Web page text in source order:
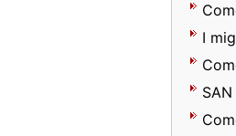
I